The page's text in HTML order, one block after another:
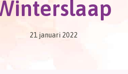
21 januari 2022